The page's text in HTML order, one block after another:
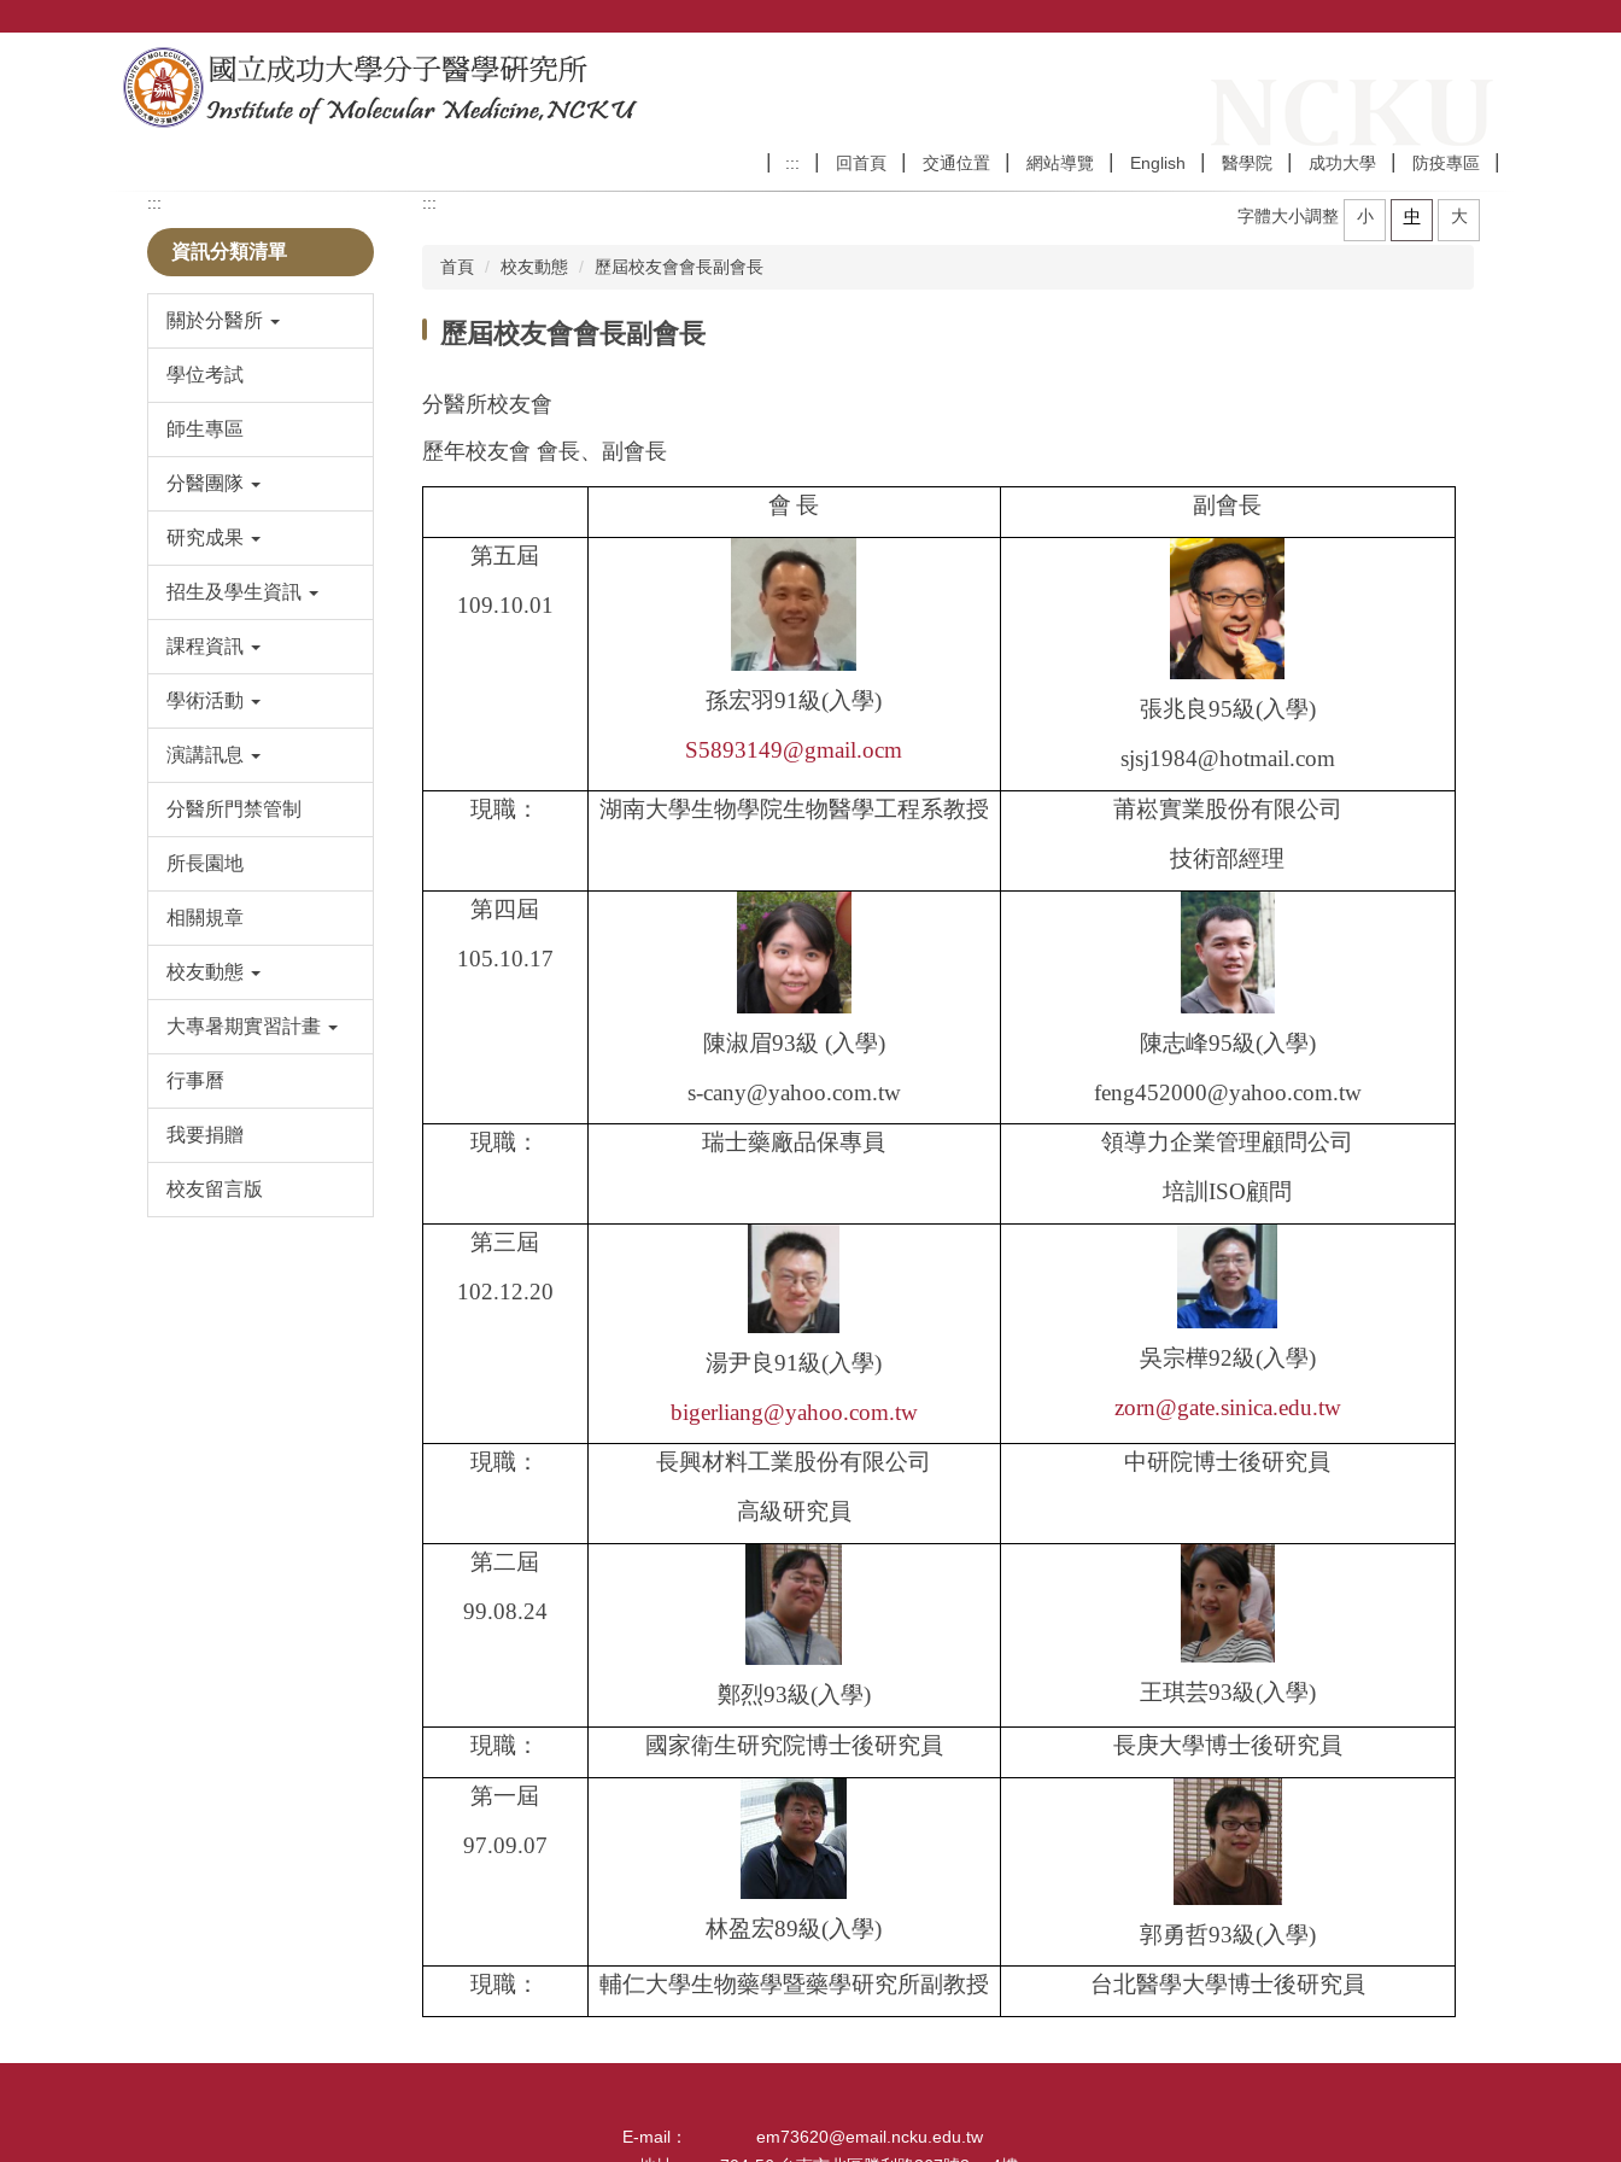
::: 回首頁 交通位置 網站導覽 English 醫學院 成功大學 防疫專區
:::
資訊分類清單
關於分醫所
學位考試
師生專區
分醫團隊
研究成果
招生及學生資訊
課程資訊
學術活動
演講訊息
分醫所門禁管制
所長園地
相關規章
校友動態
大專暑期實習計畫
行事曆
我要捐贈
校友留言版
:::
首頁 校友動態 歷屆校友會會長副會長
歷屆校友會會長副會長
字體大小調整 小 中 大
分醫所校友會
歷年校友會 會長、副會長
會 長
副會長
第五屆
109.10.01
孫宏羽91級(入學)
S5893149@gmail.ocm
張兆良95級(入學)
sjsj1984@hotmail.com
現職： 湖南大學生物學院生物醫學工程系教授
莆崧實業股份有限公司
技術部經理
第四屆
105.10.17
陳淑眉93級 (入學)
s-cany@yahoo.com.tw
陳志峰95級(入學)
feng452000@yahoo.com.tw
現職：
瑞士藥廠品保專員
領導力企業管理顧問公司
培訓ISO顧問
第三屆
102.12.20
湯尹良91級(入學)
bigerliang@yahoo.com.tw
吳宗樺92級(入學)
zorn@gate.sinica.edu.tw
現職：
長興材料工業股份有限公司
高級研究員
中研院博士後研究員
第二屆
99.08.24
鄭烈93級(入學) 王琪芸93級(入學)
現職： 國家衛生研究院博士後研究員
長庚大學博士後研究員
第一屆
97.09.07
林盈宏89級(入學) 郭勇哲93級(入學)
現職：
輔仁大學生物藥學暨藥學研究所副教授 台北醫學大學博士後研究員
E-mail：
em73620@email.ncku.edu.tw